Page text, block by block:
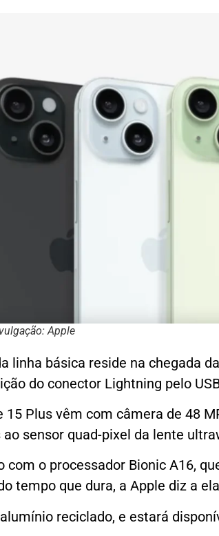
Apple
linha básica reside na chegada
do conector Lightning pelo
15 Plus vêm com câmera de 48
ao sensor quad-pixel da lente
o processador Bionic A16,
tempo que dura, a Apple diz a
reciclado, e estará